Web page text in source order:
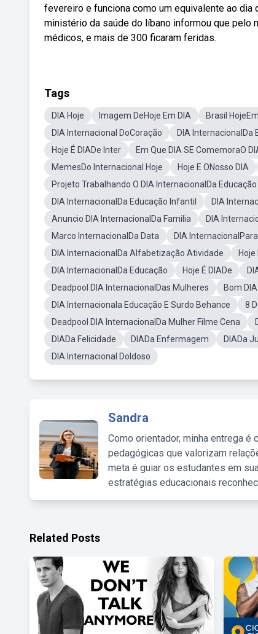
fevereiro e funciona como um equivalente ao
ministério da saúde do líbano informou que pelo
médicos, e mais de 300 ficaram feridas.
Tags
DIA Hoje Imagem DeHoje Em DIA Brasil
DIA Internacional DoCoração
DIA InternacionalDa
Hoje É DIADe Inter
Em Que DIA SE ComemoraO
MemesDo Internacional Hoje
Hoje E ONosso DIA
Projeto Trabalhando O DIA InternacionalDa Educação
DIA InternacionalDa Educação Infantil
DIA
Anuncio DIA InternacionalDa Familia
DIA
Marco InternacionalDa Data
DIA
DIA InternacionalDa Alfabetização Atividade
Hoje
DIA InternacionalDa Educação
Hoje É DIADe
Deadpool DIA InternacionalDas Mulheres
Bom
DIA Internacionala Educação E Surdo Behance
8
Deadpool DIA InternacionalDa Mulher Filme Cena
DIADa Felicidade
DIADa Enfermagem DIADa
DIA Internacional DoIdoso
Sandra
Como orientador, minha entrega
pedagógicas que valorizam
meta é guiar os estudantes em
estratégias educacionais
Related Posts